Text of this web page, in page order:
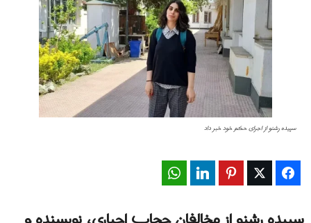
سپیده رشنو از اجرای حکم خود خبر داد
Facebook
Twitter
Pinterest
LinkedIn